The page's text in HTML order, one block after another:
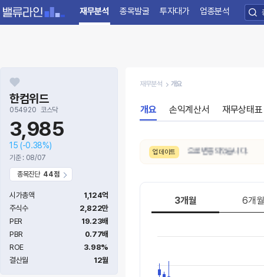
재무분석 종목발굴 투자대가 업종분석
한컴위드
054920 코스닥
3,985
15 (-0.38%)
기준 : 08/07
종목진단 44점
시가총액
1,124억
주식수
2,822만
PER
19.23배
PBR
0.77배
ROE
3.98%
결산월
12월
재무분석 개요
개요 손익계산서 재무상태표
업데이트
적정가 → 고평가 구간으로 변동되었습니다.
3개월 6개월